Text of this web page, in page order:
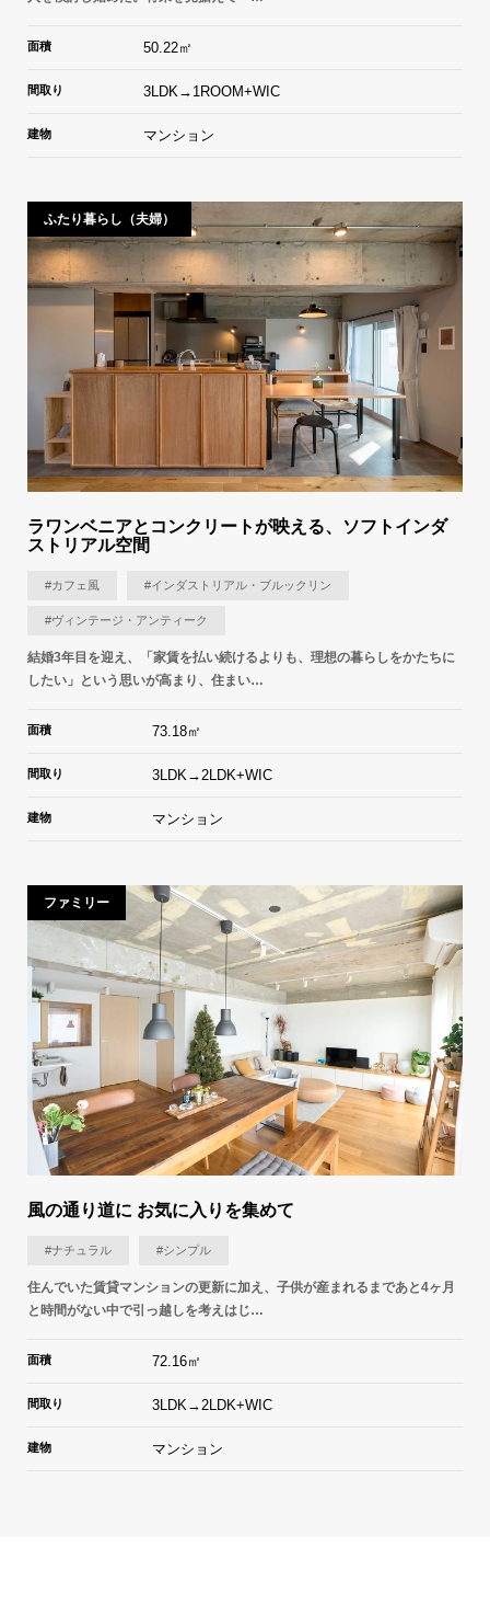
面積 50.22㎡
間取り 3LDK→1ROOM+WIC
建物 マンション
ふたり暮らし（夫婦）
ラワンベニアとコンクリートが映える、ソフトインダ
ストリアル空間
#カフェ風 #インダストリアル・ブルックリン
#ヴィンテージ・アンティーク
結婚3年目を迎え、「家賃を払い続けるよりも、理想の暮らしをかたちに
したい」という思いが高まり、住まい…
面積 73.18㎡
間取り 3LDK→2LDK+WIC
建物 マンション
ファミリー
風の通り道に お気に入りを集めて
#ナチュラル #シンプル
住んでいた賃貸マンションの更新に加え、子供が産まれるまであと4ヶ月
と時間がない中で引っ越しを考えはじ…
面積 72.16㎡
間取り 3LDK→2LDK+WIC
建物 マンション